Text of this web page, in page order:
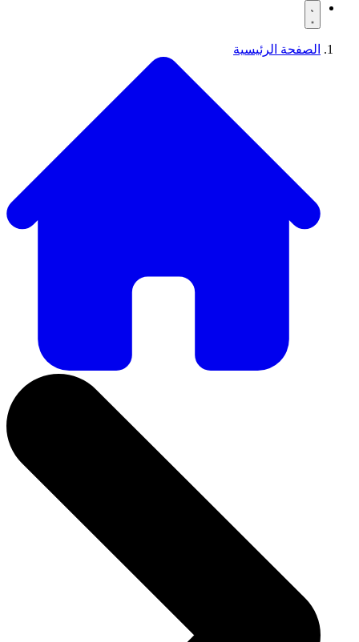
الصفحة الرئيسية